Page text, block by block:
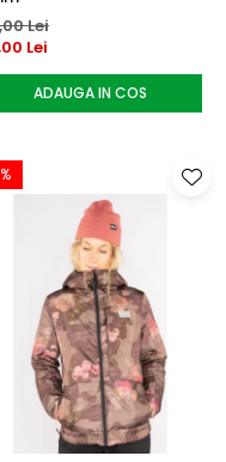
Lei
Lei
ADAUGA IN COS